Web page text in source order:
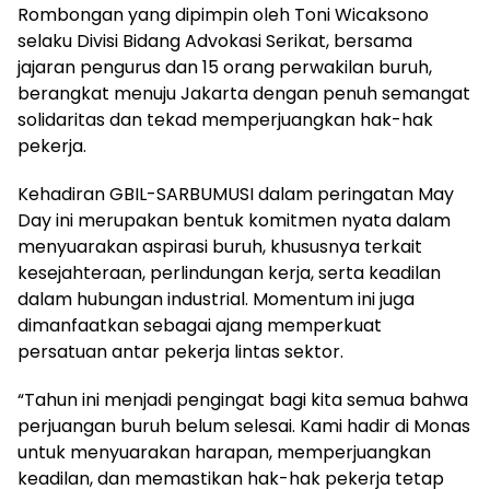
Rombongan yang dipimpin oleh Toni Wicaksono
selaku Divisi Bidang Advokasi Serikat, bersama
jajaran pengurus dan 15 orang perwakilan buruh,
berangkat menuju Jakarta dengan penuh semangat
solidaritas dan tekad memperjuangkan hak-hak
pekerja.
Kehadiran GBIL-SARBUMUSI dalam peringatan May
Day ini merupakan bentuk komitmen nyata dalam
menyuarakan aspirasi buruh, khususnya terkait
kesejahteraan, perlindungan kerja, serta keadilan
dalam hubungan industrial. Momentum ini juga
dimanfaatkan sebagai ajang memperkuat
persatuan antar pekerja lintas sektor.
“Tahun ini menjadi pengingat bagi kita semua bahwa
perjuangan buruh belum selesai. Kami hadir di Monas
untuk menyuarakan harapan, memperjuangkan
keadilan, dan memastikan hak-hak pekerja tetap